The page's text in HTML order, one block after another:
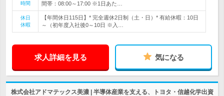
時間
間帯：08:00～17:00 ※1日あた…
休日
休暇
【年間休日115日】* 完全週休2日制（土・日）* 有給休暇：10日
～（初年度入社後0～10日 ※入…
求人詳細を見る 気になる
株式会社アドマテックス美濃 | 半導体産業を支える、トヨタ・信越化学出資